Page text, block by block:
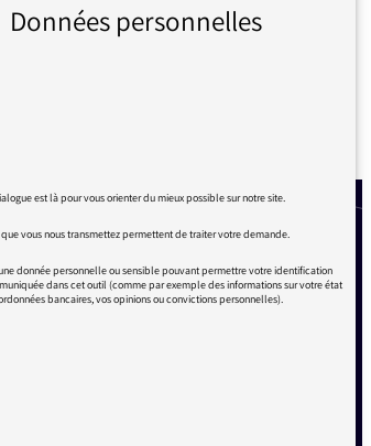
Données personnelles
est là pour vous orienter du mieux possible sur notre site.
que vous nous transmettez permettent de traiter votre demande.
donnée personnelle ou sensible pouvant permettre votre identification
dans cet outil (comme par exemple des informations sur votre état
bancaires, vos opinions ou convictions personnelles).